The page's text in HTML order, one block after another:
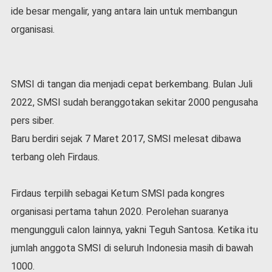
ide besar mengalir, yang antara lain untuk membangun
organisasi.
SMSI di tangan dia menjadi cepat berkembang. Bulan Juli
2022, SMSI sudah beranggotakan sekitar 2000 pengusaha
pers siber.
Baru berdiri sejak 7 Maret 2017, SMSI melesat dibawa
terbang oleh Firdaus.
Firdaus terpilih sebagai Ketum SMSI pada kongres
organisasi pertama tahun 2020. Perolehan suaranya
mengungguli calon lainnya, yakni Teguh Santosa. Ketika itu
jumlah anggota SMSI di seluruh Indonesia masih di bawah
1000.